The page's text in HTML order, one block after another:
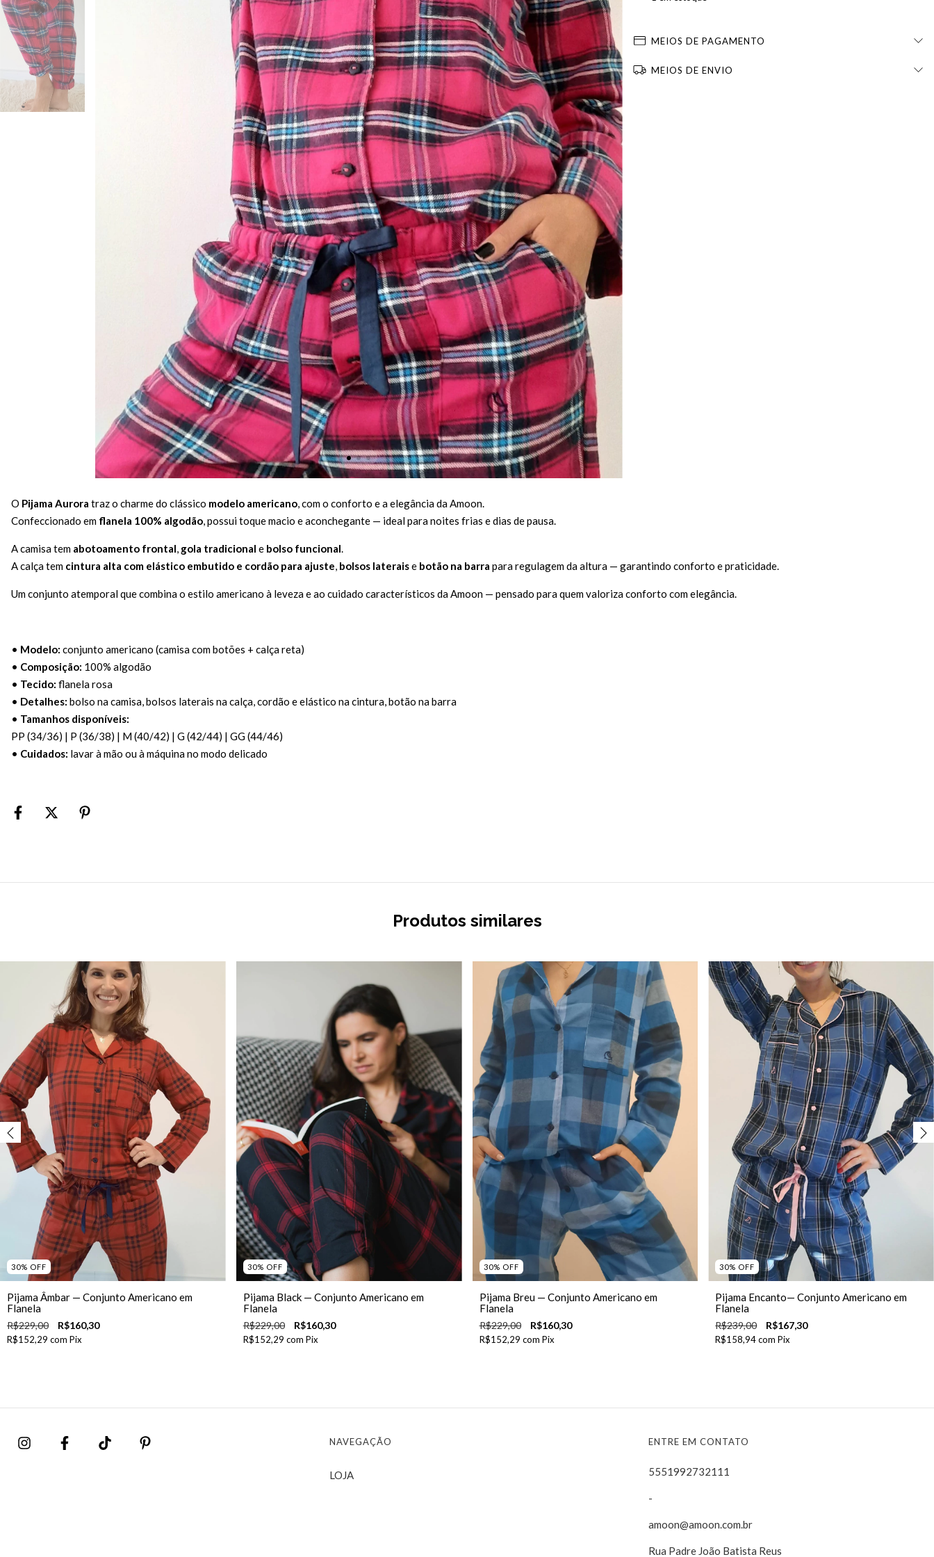
MEIOS DE PAGAMENTO
MEIOS DE ENVIO
O Pijama Aurora traz o charme do clássico modelo americano, com o conforto e a elegância da Amoon.
Confeccionado em flanela 100% algodão, possui toque macio e aconchegante — ideal para noites frias e dias de pausa.
A camisa tem abotoamento frontal, gola tradicional e bolso funcional.
A calça tem cintura alta com elástico embutido e cordão para ajuste, bolsos lateraise botão na barra para regulagem da altura — garantindo conforto e praticidade.
Um conjunto atemporal que combina o estilo americano à leveza e ao cuidado característicos da Amoon — pensado para quem valoriza conforto com elegância.
• Modelo: conjunto americano (camisa com botões + calça reta)
• Composição: 100% algodão
• Tecido: flanela rosa
• Detalhes: bolso na camisa, bolsos laterais na calça, cordão e elástico na cintura, botão na barra
• Tamanhos disponíveis:
PP (34/36) | P (36/38) | M (40/42) | G (42/44) | GG (44/46)
• Cuidados: lavar à mão ou à máquina no modo delicado
Produtos similares
30% OFF
Pijama Âmbar — Conjunto Americano em
Flanela
R$229,00 R$160,30
R$152,29 com Pix
30% OFF
Pijama Black — Conjunto Americano em
Flanela
R$229,00 R$160,30
R$152,29 com Pix
30% OFF
Pijama Breu — Conjunto Americano em
Flanela
R$229,00 R$160,30
R$152,29 com Pix
30% OFF
Pijama Encanto— Conjunto Americano em
Flanela
R$239,00 R$167,30
R$158,94com Pix
NAVEGAÇÃO
LOJA
ENTRE EM CONTATO
5551992732111
-
amoon@amoon.com.br
Rua Padre João Batista Reus